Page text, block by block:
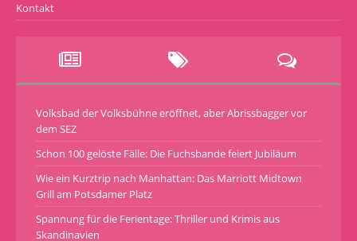
Kontakt
Volksbad der Volksbühne eröffnet, aber Abrissbagger vor
dem SEZ
Schon 100 gelöste Fälle: Die Fuchsbande feiert Jubiläum
Wie ein Kurztrip nach Manhattan: Das Marriott Midtown
Grill am Potsdamer Platz
Spannung für die Ferientage: Thriller und Krimis aus
Skandinavien